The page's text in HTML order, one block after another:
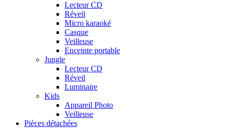
Lecteur CD
Réveil
Micro karaoké
Casque
Veilleuse
Enceinte portable
Jungle
Lecteur CD
Réveil
Luminaire
Kids
Appareil Photo
Veilleuse
Pièces détachées